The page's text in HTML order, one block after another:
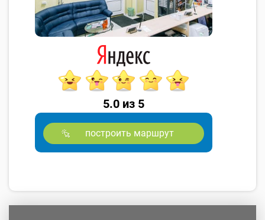
5.0 из 5
построить маршрут